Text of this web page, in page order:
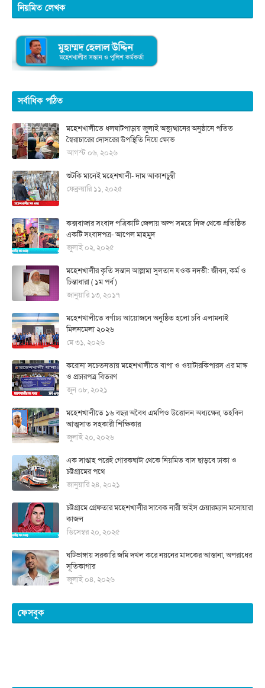
নিয়মিত লেখক
সর্বাধিক পঠিত
মহেশখালীতে ধলঘাটপাড়ায় জুলাই অভ্যুত্থানের অনুষ্ঠানে পতিত
স্বৈরাচারের দোসরের উপস্থিতি নিয়ে ক্ষোভ
আগস্ট ০৬, ২০২৬
শুটকি মানেই মহেশখালী- দাম আকাশচুম্বী
ফেব্রুয়ারি ১১, ২০২৫
কক্সবাজার সংবাদ পত্রিকাটি জেলায় অল্প সময়ে নিজ থেকে প্রতিষ্ঠিত
একটি সংবাদপত্র- আপেল মাহমুদ
জুলাই ০২, ২০২৫
মহেশখালীর কৃতি সন্তান আল্লামা সুলতান যওক নদভী: জীবন, কর্ম ও
চিন্তাধারা ( ১ম পর্ব )
জানুয়ারি ১৩, ২০১৭
মহেশখালীতে বর্ণাঢ্য আয়োজনে অনুষ্ঠিত হলো চবি এলামনাই
মিলনমেলা ২০২৬
মে ৩১, ২০২৬
করোনা সচেতনতায় মহেশখালীতে বাপা ও ওয়াটারকিপারস এর মাস্ক
ও প্রচারপত্র বিতরণ
জুন ০৮, ২০২১
মহেশখালীতে ১৬ বছর অবৈধ এমপিও উত্তোলন অধ্যক্ষের, তহবিল
আত্মসাত সহকারী শিক্ষিকার
জুলাই ২০, ২০২৬
এক সাপ্তাহ পরেই গোরকঘাটা থেকে নিয়মিত বাস ছাড়বে ঢাকা ও
চট্টগ্রামের পথে
জানুয়ারি ২৪, ২০২১
চট্টগ্রামে গ্রেফতার মহেশখালীর সাবেক নারী ভাইস চেয়ারম্যান মনোয়ারা
কাজল
ডিসেম্বর ২০, ২০২৫
ঘটিভাঙ্গায় সরকারি জমি দখল করে নয়নের মাদকের আস্তানা, অপরাধের
সূতিকাগার
জুলাই ০৪, ২০২৬
ফেসবুক